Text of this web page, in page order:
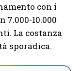
con i
7.000-10.000
La costanza
sporadica.